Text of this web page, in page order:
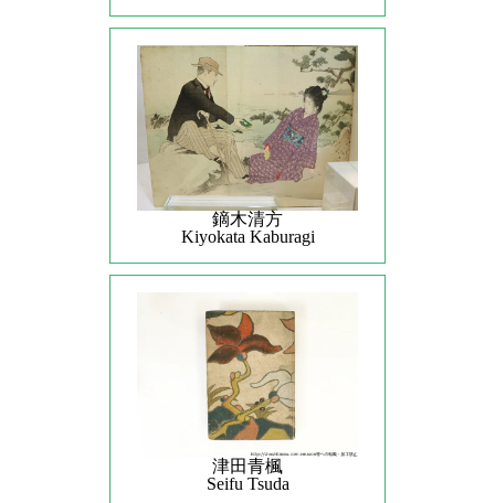
鏑木清方
Kiyokata Kaburagi
津田青楓
Seifu Tsuda